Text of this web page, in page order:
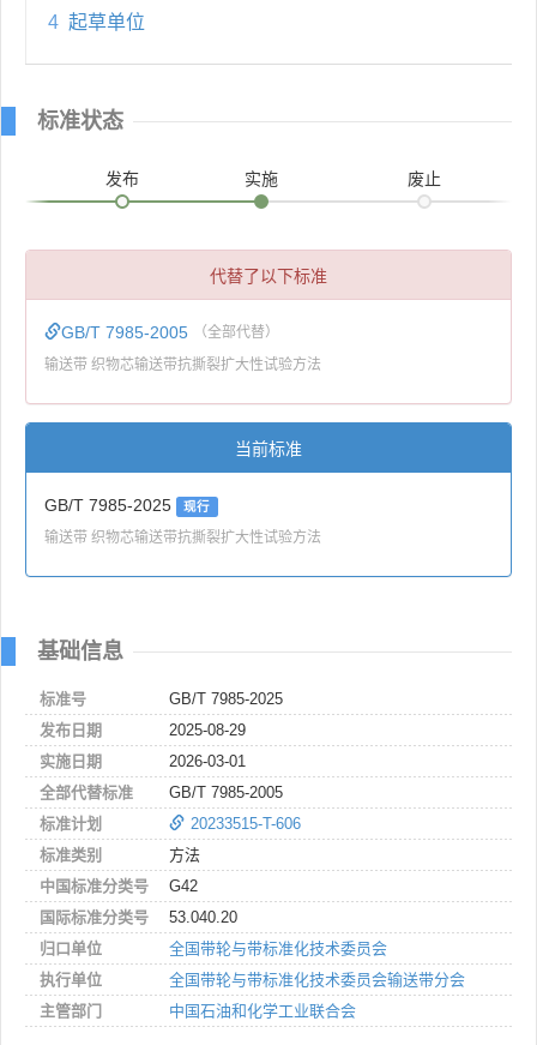
4 起草单位
标准状态
发布 实施 废止
代替了以下标准
GB/T 7985-2005 （全部代替）
输送带 织物芯输送带抗撕裂扩大性试验方法
当前标准
GB/T 7985-2025 现行
输送带 织物芯输送带抗撕裂扩大性试验方法
基础信息
标准号
GB/T 7985-2025
发布日期
2025-08-29
实施日期
2026-03-01
全部代替标准
GB/T 7985-2005
标准计划
20233515-T-606
标准类别
方法
中国标准分类号
G42
国际标准分类号
53.040.20
归口单位
全国带轮与带标准化技术委员会
执行单位
全国带轮与带标准化技术委员会输送带分会
主管部门
中国石油和化学工业联合会